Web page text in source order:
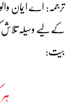
ترجمہ: اے ایمان
کے لیے وسیلہ تلاش
بیت:
ہر